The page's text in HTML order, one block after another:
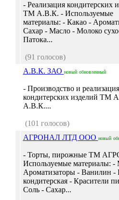
- Реализация кондитерских
ТМ А.В.К. - Используемые
материалы: - Какао -
Сахар - Масло - Молоко
Патока...
(91 голосов)
А.В.К. ЗАО новый обновленный
- Производство и реализация
кондитерских изделий ТМ
А.В.К....
(101 голосов)
АГРОНАЛ ЛТД ООО новый
- Торты, пирожные ТМ
Используемые материалы: -
Ароматизаторы - Ванилин -
кондитерская - Красители
Соль - Сахар...